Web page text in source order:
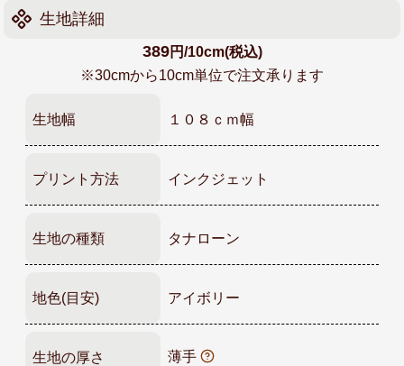
生地詳細
389円/10cm(税込)
※30cmから10cm単位で注文承ります
生地幅 １０８ｃｍ幅
プリント方法 インクジェット
生地の種類 タナローン
地色(目安) アイボリー
生地の厚さ 薄手